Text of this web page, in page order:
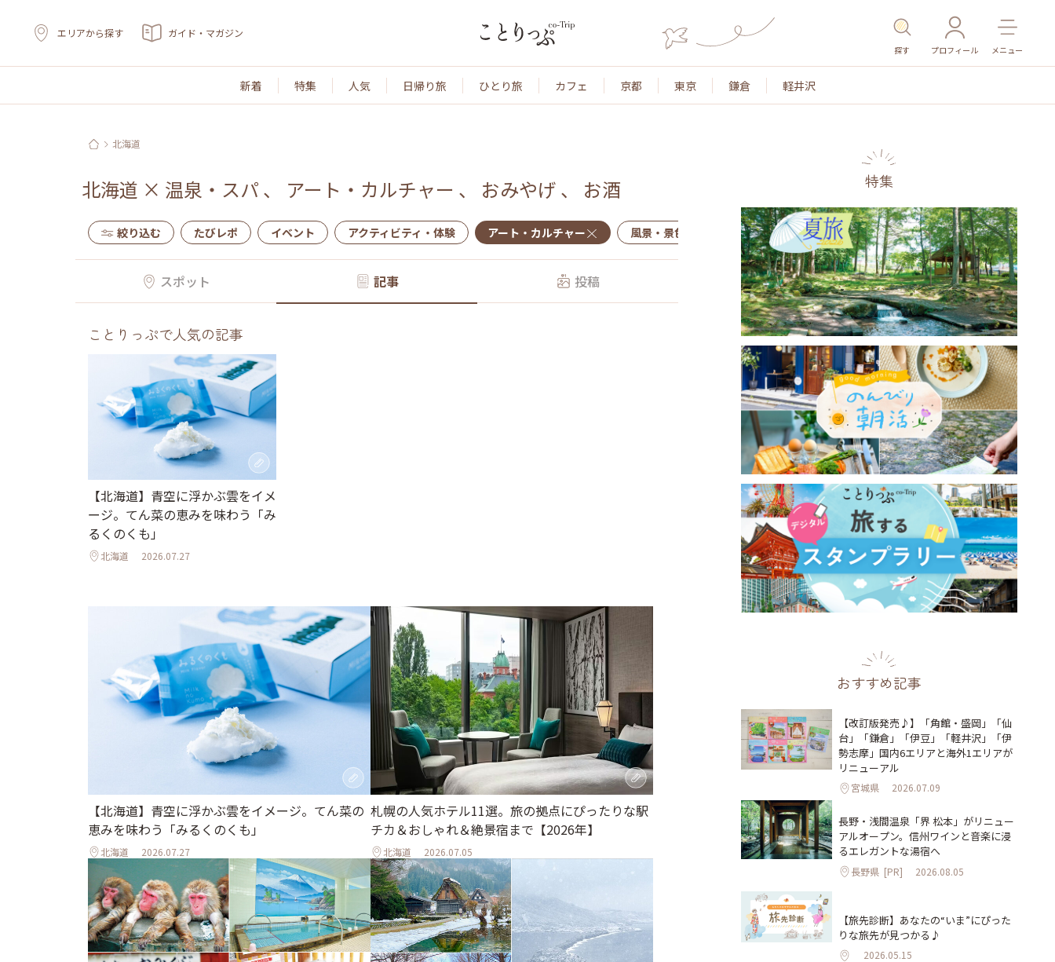
エリアから探す ガイド・マガジン
探す プロフィール メニュー
新着 特集 人気 日帰り旅 ひとり旅 カフェ 京都 東京 鎌倉 軽井沢
北海道
北海道 × 温泉・スパ 、 アート・カルチャー 、 おみやげ 、 お酒
絞り込む たびレポ イベント アクティビティ・体験 アート・カルチャー 風景・景色 名所・旧跡 温泉・スパ その他施設 ごはん
スポット 記事 投稿
ことりっぷで人気の記事
【北海道】青空に浮かぶ雲をイメ
ージ。てん菜の恵みを味わう「み
るくのくも」
北海道 2026.07.27
【北海道】青空に浮かぶ雲をイメージ。てん菜の
恵みを味わう「みるくのくも」
北海道 2026.07.27
札幌の人気ホテル11選。旅の拠点にぴったりな駅
チカ＆おしゃれ＆絶景宿まで【2026年】
北海道 2026.07.05
特集
おすすめ記事
【改訂版発売♪】「角館・盛岡」「仙
台」「鎌倉」「伊豆」「軽井沢」「伊
勢志摩」国内6エリアと海外1エリアが
リニューアル
宮城県 2026.07.09
長野・浅間温泉「界 松本」がリニュー
アルオープン。信州ワインと音楽に浸
るエレガントな湯宿へ
長野県 [PR] 2026.08.05
【旅先診断】あなたの“いま”にぴった
りな旅先が見つかる♪
2026.05.15